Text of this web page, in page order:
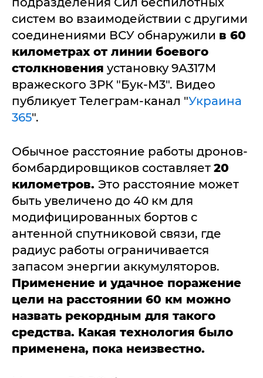
систем во взаимодействии с другими
соединениями ВСУ обнаружили в 60
километрах от линии боевого
столкновения установку 9А317М
вражеского ЗРК "Бук-М3". Видео
публикует Телеграм-канал "Украина
365".
Обычное расстояние работы дронов-
бомбардировщиков составляет 20
километров. Это расстояние может
быть увеличено до 40 км для
модифицированных бортов с
антенной спутниковой связи, где
радиус работы ограничивается
запасом энергии аккумуляторов.
Применение и удачное поражение
цели на расстоянии 60 км можно
назвать рекордным для такого
средства. Какая технология было
применена, пока неизвестно.